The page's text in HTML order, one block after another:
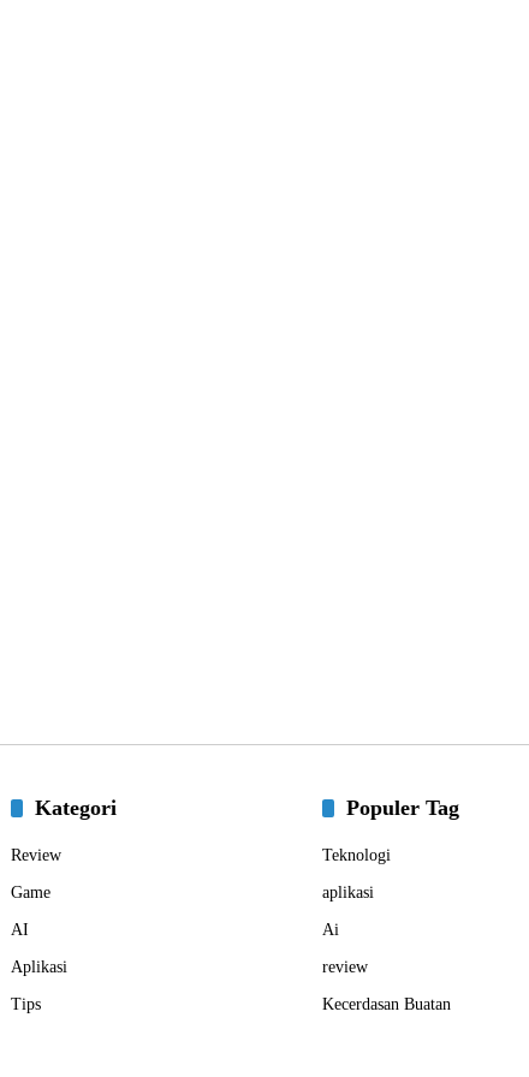
Kategori
Review
Game
AI
Aplikasi
Tips
Populer Tag
Teknologi
aplikasi
Ai
review
Kecerdasan Buatan